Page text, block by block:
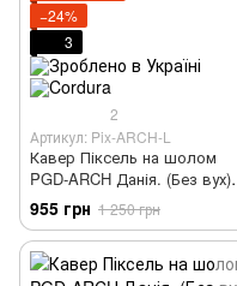
−24%
3
2
Артикул: Pix-ARCH-L
Кавер Піксель на шолом
PGD-ARCH Данія. (Без вух)
Pixel-L
955 грн 1 250 грн